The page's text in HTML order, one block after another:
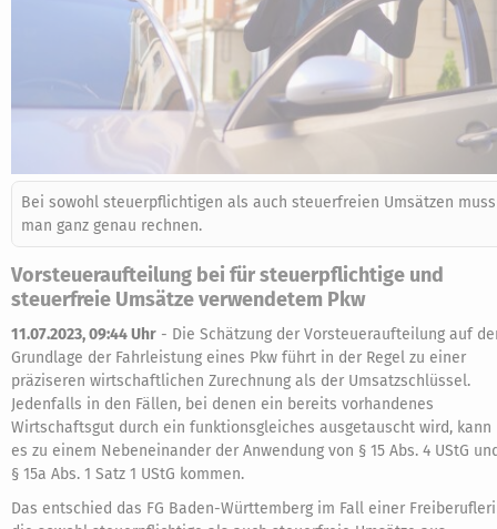
Bei sowohl steuerpflichtigen als auch steuerfreien Umsätzen muss
man ganz genau rechnen.
Vorsteueraufteilung bei für steuerpflichtige und
steuerfreie Umsätze verwendetem Pkw
11.07.2023, 09:44 Uhr - Die Schätzung der Vorsteueraufteilung auf
Grundlage der Fahrleistung eines Pkw führt in der Regel zu einer
präziseren wirtschaftlichen Zurechnung als der Umsatzschlüssel.
Jedenfalls in den Fällen, bei denen ein bereits vorhandenes
Wirtschaftsgut durch ein funktionsgleiches ausgetauscht wird, kann
es zu einem Nebeneinander der Anwendung von § 15 Abs. 4 UStG
§ 15a Abs. 1 Satz 1 UStG kommen.
Das entschied das FG Baden-Württemberg im Fall einer